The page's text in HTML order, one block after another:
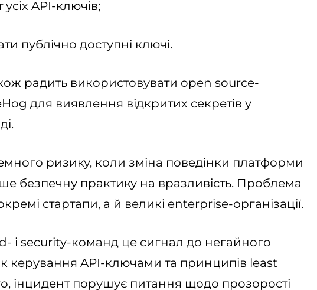
API-ключів;
публічно доступні ключі.
радить використовувати open source-
для виявлення відкритих секретів у
ризику, коли зміна поведінки платформи
безпечну практику на вразливість. Проблема
стартапи, а й великі enterprise-організації.
і security-команд це сигнал до негайного
керування API-ключами та принципів least
інцидент порушує питання щодо прозорості